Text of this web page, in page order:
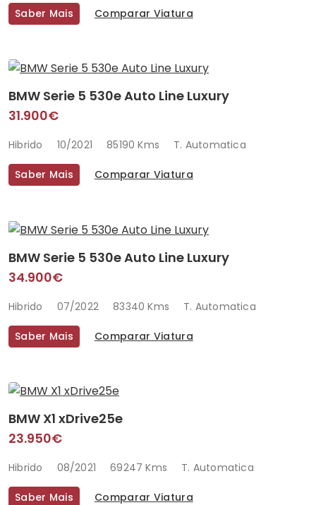
Saber Mais Comparar Viatura
BMW Serie 5 530e Auto Line Luxury
31.900€
Hibrido 10/2021 85190 Kms T. Automatica
Saber Mais Comparar Viatura
BMW Serie 5 530e Auto Line Luxury
34.900€
Hibrido 07/2022 83340 Kms T. Automatica
Saber Mais Comparar Viatura
BMW X1 xDrive25e
23.950€
Hibrido 08/2021 69247 Kms T. Automatica
Saber Mais Comparar Viatura